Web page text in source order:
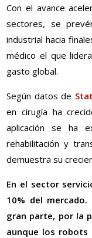
Con el avance
sectores, se
industrial hacia
médico el que
gasto global.
Según datos de
en cirugía ha
aplicación se ha
rehabilitación y
demuestra su
En el sector
10% del
gran parte, por la
aunque los robots